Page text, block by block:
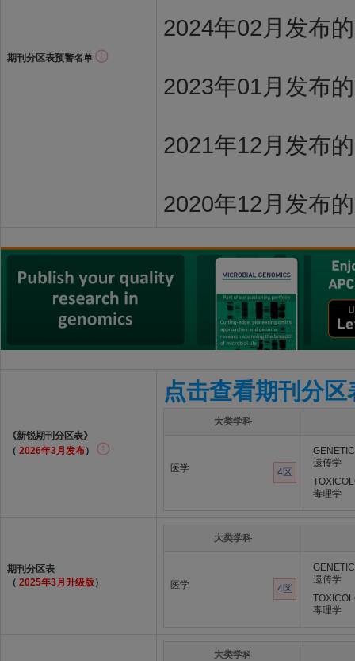
期刊分区表预警名单
2024年02月发布
2023年01月发布
2021年12月发布
2020年12月发布
《新锐期刊分区表》
（ 2026年3月发布）
点击查看期刊分区
大类学科
医学 4区
遗传学
毒理学
期刊分区表
（ 2025年3月升级版 ）
大类学科
医学 4区
遗传学
毒理学
大类学科